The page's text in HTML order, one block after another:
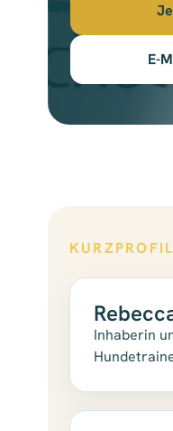
E-
KURZPROFIL
Inhaberin